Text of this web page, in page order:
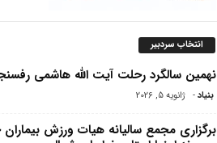
انتخاب سردبیر
نهمین سالگرد رحلت آیت الله هاشمی
بنیاد - ژانویه 5, 2026
برگزاری مجمع سالیانه هیات ورزش